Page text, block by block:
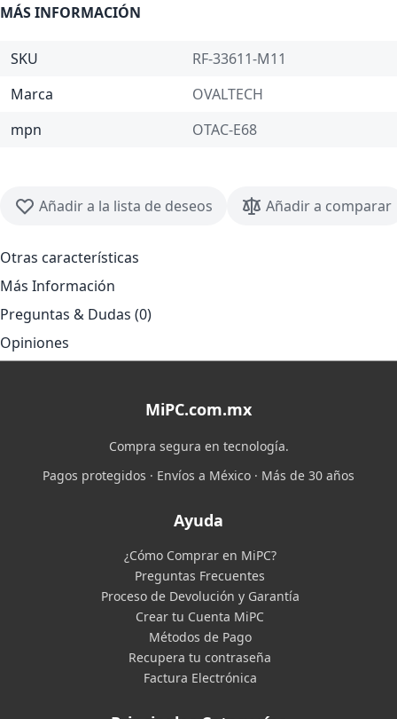
MÁS INFORMACIÓN
SKU
RF-33611-M11
Marca
OVALTECH
mpn
OTAC-E68
Añadir a la lista de deseos Añadir a comparar
Otras características
Más Información
Preguntas & Dudas (0)
Opiniones
MiPC.com.mx
Compra segura en tecnología.
Pagos protegidos · Envíos a México · Más de 30 años
Ayuda
¿Cómo Comprar en MiPC?
Preguntas Frecuentes
Proceso de Devolución y Garantía
Crear tu Cuenta MiPC
Métodos de Pago
Recupera tu contraseña
Factura Electrónica